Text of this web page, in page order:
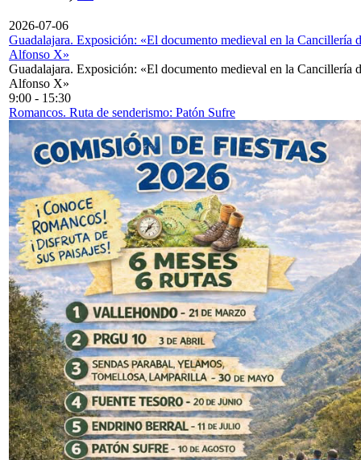
2026-07-06
Guadalajara. Exposición: «El documento medieval en la Cancillería
Alfonso X»
Guadalajara. Exposición: «El documento medieval en la Cancillería
Alfonso X»
9:00 - 15:30
Romancos. Ruta de senderismo: Patón Sufre